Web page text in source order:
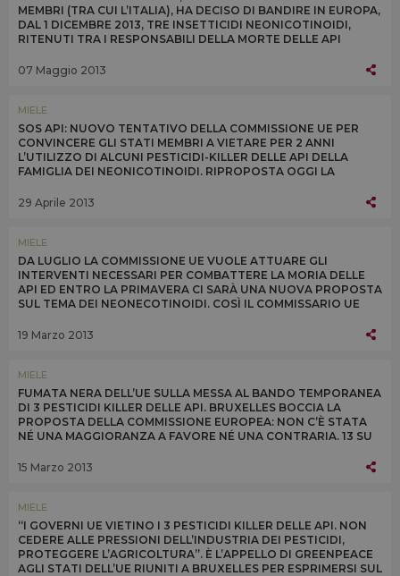
MEMBRI (TRA CUI L’ITALIA), HA DECISO DI BANDIRE IN EUROPA,
DAL 1 DICEMBRE 2013, TRE INSETTICIDI NEONICOTINOIDI,
RITENUTI TRA I RESPONSABILI DELLA MORTE DELLE API
07 Maggio 2013
MIELE
SOS API: NUOVO TENTATIVO DELLA COMMISSIONE UE PER
CONVINCERE GLI STATI MEMBRI A VIETARE PER 2 ANNI
L’UTILIZZO DI ALCUNI PESTICIDI-KILLER DELLE API DELLA
FAMIGLIA DEI NEONICOTINOIDI. RIPROPOSTA OGGI LA
29 Aprile 2013
MIELE
DA LUGLIO LA COMMISSIONE UE VUOLE ATTUARE GLI
INTERVENTI NECESSARI PER COMBATTERE LA MORIA DELLE
API ED ENTRO LA PRIMAVERA CI SARÀ UNA NUOVA PROPOSTA
SUL TEMA DEI NEONECOTINOIDI. COSÌ IL COMMISSARIO UE
19 Marzo 2013
MIELE
FUMATA NERA DELL’UE SULLA MESSA AL BANDO TEMPORANEA
DI 3 PESTICIDI KILLER DELLE API. BRUXELLES BOCCIA LA
PROPOSTA DELLA COMMISSIONE EUROPEA: NON C’È STATA
NÉ UNA MAGGIORANZA A FAVORE NÉ UNA CONTRARIA. 13 SU
15 Marzo 2013
MIELE
“I GOVERNI UE VIETINO I 3 PESTICIDI KILLER DELLE API. NON
CEDERE ALLE PRESSIONI DELL’INDUSTRIA DEI PESTICIDI,
PROTEGGERE L’AGRICOLTURA”. È L’APPELLO DI GREENPEACE
AGLI STATI DELL’UE RIUNITI A BRUXELLES PER ESPRIMERSI SUL